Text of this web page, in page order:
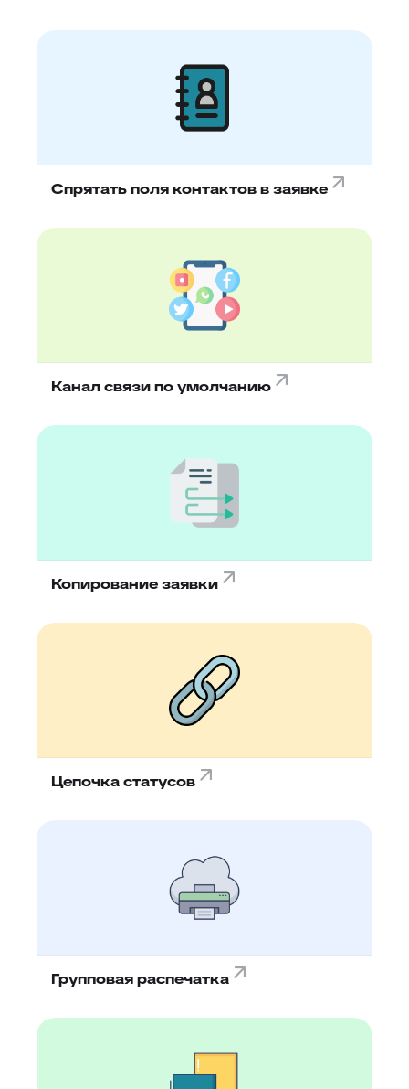
Спрятать поля контактов в заявке
Канал связи по умолчанию
Копирование заявки
Цепочка статусов
Групповая распечатка